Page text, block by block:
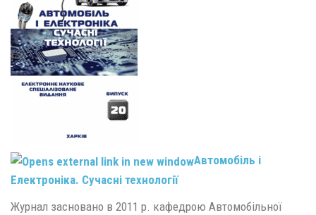
Автомобіль і
Електроніка. Сучасні технології
Журнал засновано в 2011 р. кафедрою Автомобільної